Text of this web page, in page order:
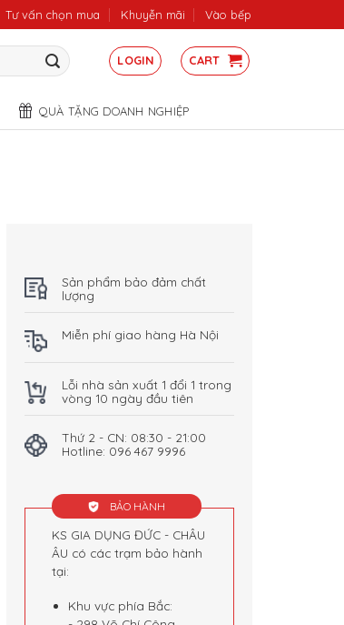
Tư vấn chọn mua Khuyễn mãi Vào bếp
LOGIN CART
QUÀ TẶNG DOANH NGHIỆP
Sản phẩm bảo đảm chất
lượng
Miễn phí giao hàng Hà Nội
Lỗi nhà sản xuất 1 đổi 1 trong
vòng 10 ngày đầu tiên
Thứ 2 - CN: 08:30 - 21:00
Hotline: 096 467 9996
BẢO HÀNH
KS GIA DỤNG ĐỨC - CHÂU
ÂU có các trạm bảo hành
tại:
Khu vực phía Bắc: